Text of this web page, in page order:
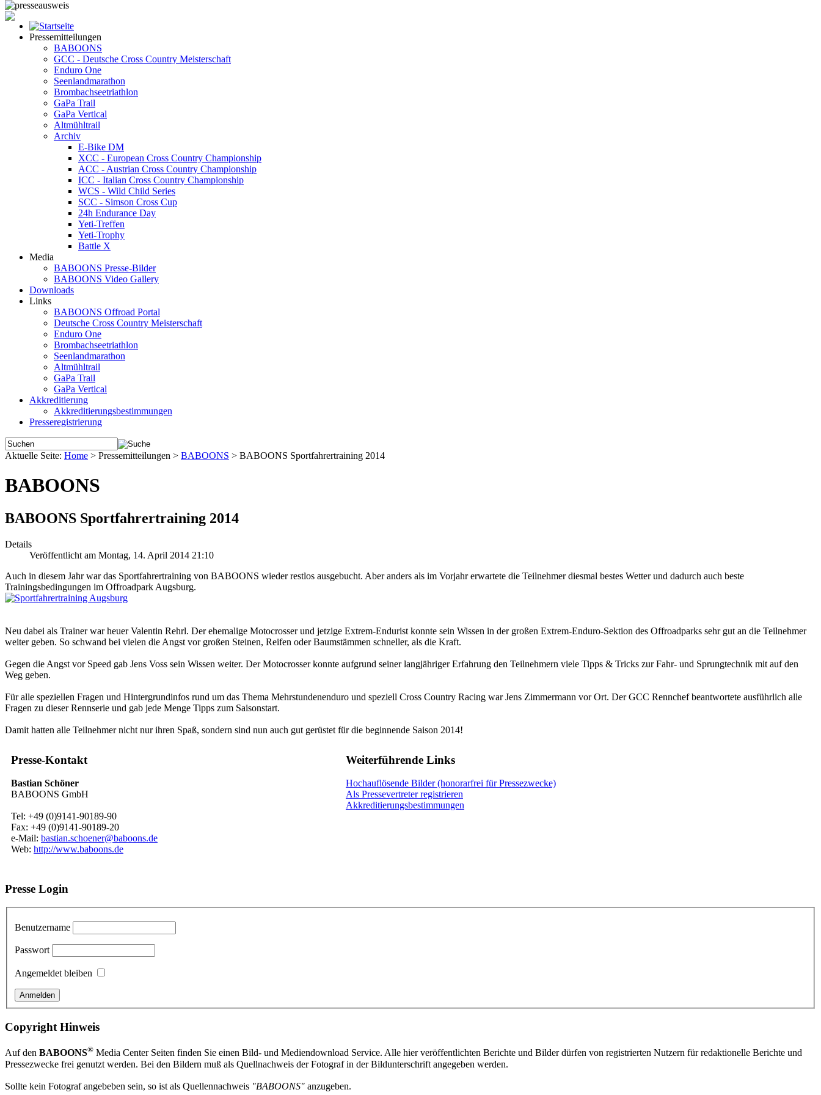
Pressemitteilungen
BABOONS
GCC - Deutsche Cross Country Meisterschaft
Enduro One
Seenlandmarathon
Brombachseetriathlon
GaPa Trail
GaPa Vertical
Altmühltrail
Archiv
E-Bike DM
XCC - European Cross Country Championship
ACC - Austrian Cross Country Championship
ICC - Italian Cross Country Championship
WCS - Wild Child Series
SCC - Simson Cross Cup
24h Endurance Day
Yeti-Treffen
Yeti-Trophy
Battle X
Media
BABOONS Presse-Bilder
BABOONS Video Gallery
Downloads
Links
BABOONS Offroad Portal
Deutsche Cross Country Meisterschaft
Enduro One
Brombachseetriathlon
Seenlandmarathon
Altmühltrail
GaPa Trail
GaPa Vertical
Akkreditierung
Akkreditierungsbestimmungen
Presseregistrierung
Aktuelle Seite: Home > Pressemitteilungen > BABOONS > BABOONS Sportfahrertraining 2014
BABOONS
BABOONS Sportfahrertraining 2014
Details
Veröffentlicht am Montag, 14. April 2014 21:10
Auch in diesem Jahr war das Sportfahrertraining von BABOONS wieder restlos ausgebucht. Aber anders als im Vorjahr erwartete die Teilnehmer diesmal bestes Wetter und dadurch auch beste
Trainingsbedingungen im Offroadpark Augsburg.
Neu dabei als Trainer war heuer Valentin Rehrl. Der ehemalige Motocrosser und jetzige Extrem-Endurist konnte sein Wissen in der großen Extrem-Enduro-Sektion des Offroadparks sehr gut an die Teilnehmer
weiter geben. So schwand bei vielen die Angst vor großen Steinen, Reifen oder Baumstämmen schneller, als die Kraft.
Gegen die Angst vor Speed gab Jens Voss sein Wissen weiter. Der Motocrosser konnte aufgrund seiner langjähriger Erfahrung den Teilnehmern viele Tipps & Tricks zur Fahr- und Sprungtechnik mit auf den
Weg geben.
Für alle speziellen Fragen und Hintergrundinfos rund um das Thema Mehrstundenenduro und speziell Cross Country Racing war Jens Zimmermann vor Ort. Der GCC Rennchef beantwortete ausführlich alle
Fragen zu dieser Rennserie und gab jede Menge Tipps zum Saisonstart.
Damit hatten alle Teilnehmer nicht nur ihren Spaß, sondern sind nun auch gut gerüstet für die beginnende Saison 2014!
Presse-Kontakt
Bastian Schöner
BABOONS GmbH
Tel: +49 (0)9141-90189-90
Fax: +49 (0)9141-90189-20
e-Mail: bastian.schoener@baboons.de
Web: http://www.baboons.de
Weiterführende Links
Hochauflösende Bilder (honorarfrei für Pressezwecke)
Als Pressevertreter registrieren
Akkreditierungsbestimmungen
Presse Login
Benutzername
Passwort
Angemeldet bleiben
Copyright Hinweis
Auf den BABOONS® Media Center Seiten finden Sie einen Bild- und Mediendownload Service. Alle hier veröffentlichten Berichte und Bilder dürfen von registrierten Nutzern für redaktionelle Berichte und
Pressezwecke frei genutzt werden. Bei den Bildern muß als Quellnachweis der Fotograf in der Bildunterschrift angegeben werden.
Sollte kein Fotograf angebeben sein, so ist als Quellennachweis "BABOONS" anzugeben.